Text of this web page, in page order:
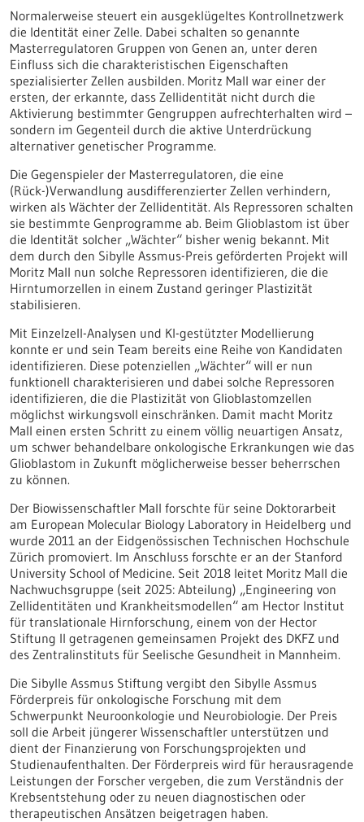
Normalerweise steuert ein ausgeklügeltes Kontrollnetzwerk
die Identität einer Zelle. Dabei schalten so genannte
Masterregulatoren Gruppen von Genen an, unter deren
Einfluss sich die charakteristischen Eigenschaften
spezialisierter Zellen ausbilden. Moritz Mall war einer der
ersten, der erkannte, dass Zellidentität nicht durch die
Aktivierung bestimmter Gengruppen aufrechterhalten wird –
sondern im Gegenteil durch die aktive Unterdrückung
alternativer genetischer Programme.
Die Gegenspieler der Masterregulatoren, die eine
(Rück-)Verwandlung ausdifferenzierter Zellen verhindern,
wirken als Wächter der Zellidentität. Als Repressoren schalten
sie bestimmte Genprogramme ab. Beim Glioblastom ist über
die Identität solcher „Wächter“ bisher wenig bekannt. Mit
dem durch den Sibylle Assmus-Preis geförderten Projekt will
Moritz Mall nun solche Repressoren identifizieren, die die
Hirntumorzellen in einem Zustand geringer Plastizität
stabilisieren.
Mit Einzelzell-Analysen und KI-gestützter Modellierung
konnte er und sein Team bereits eine Reihe von Kandidaten
identifizieren. Diese potenziellen „Wächter“ will er nun
funktionell charakterisieren und dabei solche Repressoren
identifizieren, die die Plastizität von Glioblastomzellen
möglichst wirkungsvoll einschränken. Damit macht Moritz
Mall einen ersten Schritt zu einem völlig neuartigen Ansatz,
um schwer behandelbare onkologische Erkrankungen wie das
Glioblastom in Zukunft möglicherweise besser beherrschen
zu können.
Der Biowissenschaftler Mall forschte für seine Doktorarbeit
am European Molecular Biology Laboratory in Heidelberg und
wurde 2011 an der Eidgenössischen Technischen Hochschule
Zürich promoviert. Im Anschluss forschte er an der Stanford
University School of Medicine. Seit 2018 leitet Moritz Mall die
Nachwuchsgruppe (seit 2025: Abteilung) „Engineering von
Zellidentitäten und Krankheitsmodellen“ am Hector Institut
für translationale Hirnforschung, einem von der Hector
Stiftung II getragenen gemeinsamen Projekt des DKFZ und
des Zentralinstituts für Seelische Gesundheit in Mannheim.
Die Sibylle Assmus Stiftung vergibt den Sibylle Assmus
Förderpreis für onkologische Forschung mit dem
Schwerpunkt Neuroonkologie und Neurobiologie. Der Preis
soll die Arbeit jüngerer Wissenschaftler unterstützen und
dient der Finanzierung von Forschungsprojekten und
Studienaufenthalten. Der Förderpreis wird für herausragende
Leistungen der Forscher vergeben, die zum Verständnis der
Krebsentstehung oder zu neuen diagnostischen oder
therapeutischen Ansätzen beigetragen haben.